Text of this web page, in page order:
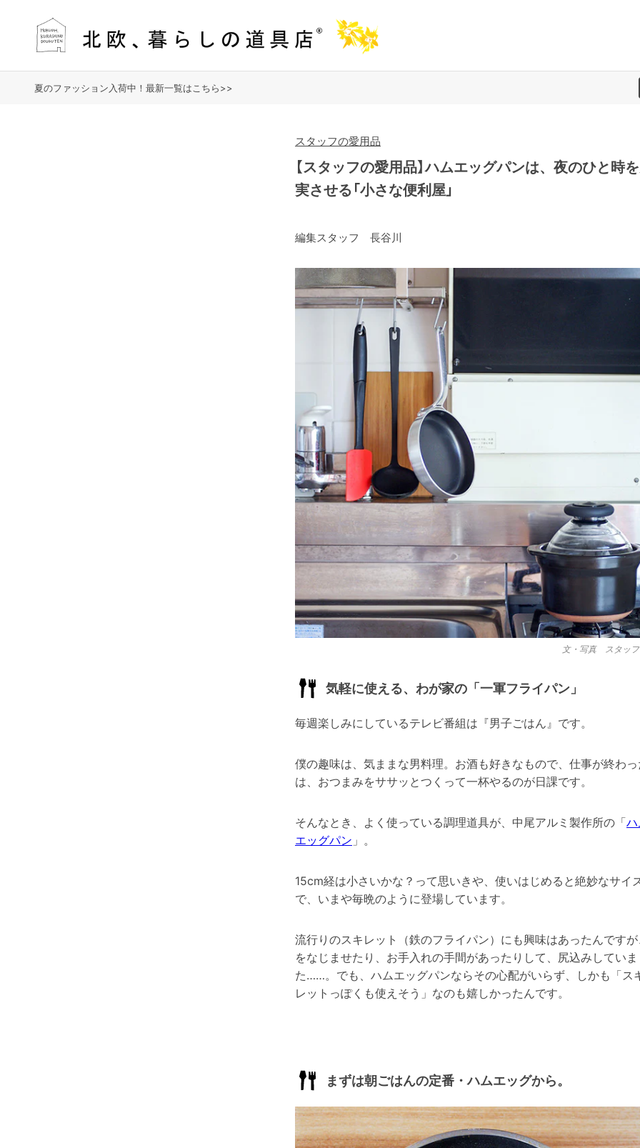
夏のファッション入荷中！最新一覧はこちら>>
スタッフの愛用品
【スタッフの愛用品】ハムエッグパンは、夜のひと時
実させる「小さな便利屋」
編集スタッフ 長谷川
文・写真 スタッ
気軽に使える、わが家の「一軍フライパン」
毎週楽しみにしているテレビ番組は『男子ごはん』です。
僕の趣味は、気ままな男料理。お酒も好きなもので、仕事が終わ
は、おつまみをササッとつくって一杯やるのが日課です。
そんなとき、よく使っている調理道具が、中尾アルミ製作所の「
エッグパン 」。
15cm経は小さいかな？って思いきや、使いはじめると絶妙なサイ
で、いまや毎晩のように登場しています。
流行りのスキレット（鉄のフライパン）にも興味はあったんです
をなじませたり、お手入れの手間があったりして、尻込みしてい
た……。でも、ハムエッグパンならその心配がいらず、しかも「ス
レットっぽくも使えそう」なのも嬉しかったんです。
まずは朝ごはんの定番・ハムエッグから。